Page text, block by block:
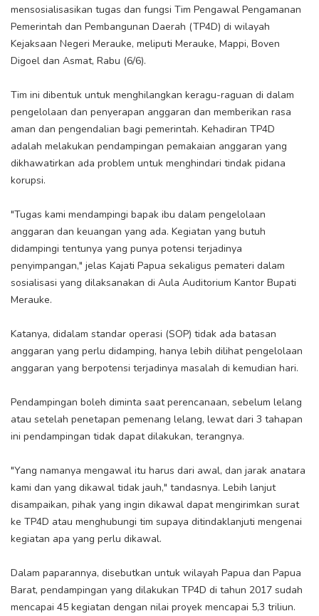
mensosialisasikan tugas dan fungsi Tim Pengawal Pengamanan
Pemerintah dan Pembangunan Daerah (TP4D) di wilayah
Kejaksaan Negeri Merauke, meliputi Merauke, Mappi, Boven
Digoel dan Asmat, Rabu (6/6).
Tim ini dibentuk untuk menghilangkan keragu-raguan di dalam
pengelolaan dan penyerapan anggaran dan memberikan rasa
aman dan pengendalian bagi pemerintah. Kehadiran TP4D
adalah melakukan pendampingan pemakaian anggaran yang
dikhawatirkan ada problem untuk menghindari tindak pidana
korupsi.
"Tugas kami mendampingi bapak ibu dalam pengelolaan
anggaran dan keuangan yang ada. Kegiatan yang butuh
didampingi tentunya yang punya potensi terjadinya
penyimpangan," jelas Kajati Papua sekaligus pemateri dalam
sosialisasi yang dilaksanakan di Aula Auditorium Kantor Bupati
Merauke.
Katanya, didalam standar operasi (SOP) tidak ada batasan
anggaran yang perlu didamping, hanya lebih dilihat pengelolaan
anggaran yang berpotensi terjadinya masalah di kemudian hari.
Pendampingan boleh diminta saat perencanaan, sebelum lelang
atau setelah penetapan pemenang lelang, lewat dari 3 tahapan
ini pendampingan tidak dapat dilakukan, terangnya.
"Yang namanya mengawal itu harus dari awal, dan jarak anatara
kami dan yang dikawal tidak jauh," tandasnya. Lebih lanjut
disampaikan, pihak yang ingin dikawal dapat mengirimkan surat
ke TP4D atau menghubungi tim supaya ditindaklanjuti mengenai
kegiatan apa yang perlu dikawal.
Dalam paparannya, disebutkan untuk wilayah Papua dan Papua
Barat, pendampingan yang dilakukan TP4D di tahun 2017 sudah
mencapai 45 kegiatan dengan nilai proyek mencapai 5,3 triliun.